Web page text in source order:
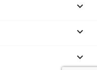


